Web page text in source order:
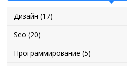
Дизайн (17)
Seo (20)
Программирование (5)